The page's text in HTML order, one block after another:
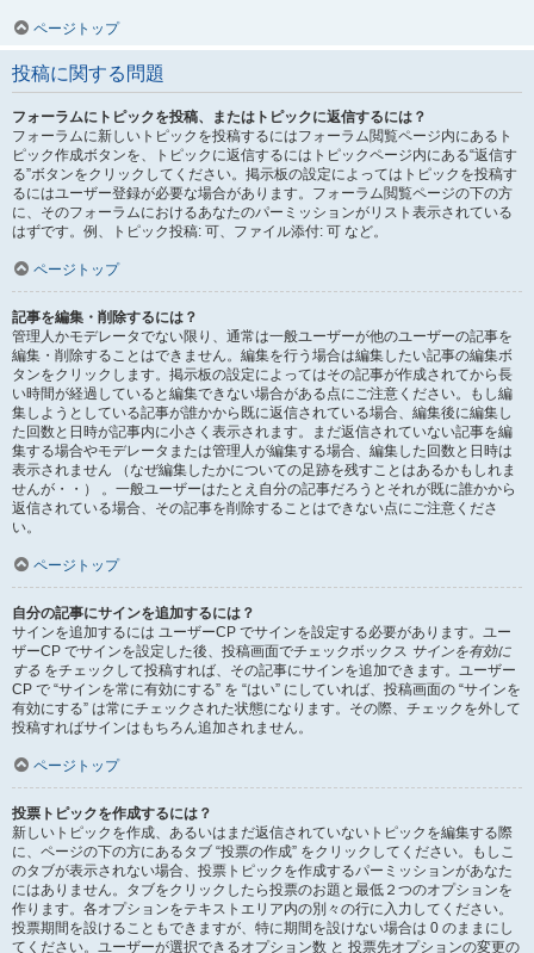
ページトップ
投稿に関する問題
フォーラムにトピックを投稿、またはトピックに返信するには？
フォーラムに新しいトピックを投稿するにはフォーラム閲覧ページ内にあるト
ピック作成ボタンを、トピックに返信するにはトピックページ内にある“返信す
る”ボタンをクリックしてください。掲示板の設定によってはトピックを投稿す
るにはユーザー登録が必要な場合があります。フォーラム閲覧ページの下の方
に、そのフォーラムにおけるあなたのパーミッションがリスト表示されている
はずです。例、トピック投稿: 可、ファイル添付: 可 など。
ページトップ
記事を編集・削除するには？
管理人かモデレータでない限り、通常は一般ユーザーが他のユーザーの記事を
編集・削除することはできません。編集を行う場合は編集したい記事の編集ボ
タンをクリックします。掲示板の設定によってはその記事が作成されてから長
い時間が経過していると編集できない場合がある点にご注意ください。もし編
集しようとしている記事が誰かから既に返信されている場合、編集後に編集し
た回数と日時が記事内に小さく表示されます。まだ返信されていない記事を編
集する場合やモデレータまたは管理人が編集する場合、編集した回数と日時は
表示されません （なぜ編集したかについての足跡を残すことはあるかもしれま
せんが・・） 。一般ユーザーはたとえ自分の記事だろうとそれが既に誰かから
返信されている場合、その記事を削除することはできない点にご注意くださ
い。
ページトップ
自分の記事にサインを追加するには？
サインを追加するには ユーザーCP でサインを設定する必要があります。ユー
ザーCP でサインを設定した後、投稿画面でチェックボックス サインを有効に
する をチェックして投稿すれば、その記事にサインを追加できます。ユーザー
CP で “サインを常に有効にする” を “はい” にしていれば、投稿画面の “サインを
有効にする” は常にチェックされた状態になります。その際、チェックを外して
投稿すればサインはもちろん追加されません。
ページトップ
投票トピックを作成するには？
新しいトピックを作成、あるいはまだ返信されていないトピックを編集する際
に、ページの下の方にあるタブ “投票の作成” をクリックしてください。もしこ
のタブが表示されない場合、投票トピックを作成するパーミッションがあなた
にはありません。タブをクリックしたら投票のお題と最低２つのオプションを
作ります。各オプションをテキストエリア内の別々の行に入力してください。
投票期間を設けることもできますが、特に期間を設けない場合は 0 のままにし
てください。ユーザーが選択できるオプション数 と 投票先オプションの変更の